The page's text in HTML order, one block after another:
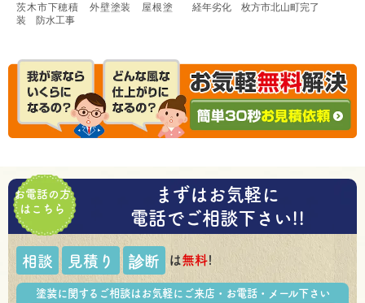
茨木市下穂積 外壁塗装 屋根塗
装 防水工事
経年劣化 枚方市北山町完了
お電話の方
はこちら
まずはお気軽に
電話でご相談下さい!!
相談 見積り 診断 は無料!
塗装に関するご相談はお気軽にご来店・お電話・メール下さい